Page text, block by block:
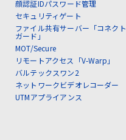
顔認証IDパスワード管理
セキュリティゲート
ファイル共有サーバー「コネクト
ガード」
MOT/Secure
リモートアクセス「V-Warp」
バルテックスワン2
ネットワークビデオレコーダー
UTMアプライアンス